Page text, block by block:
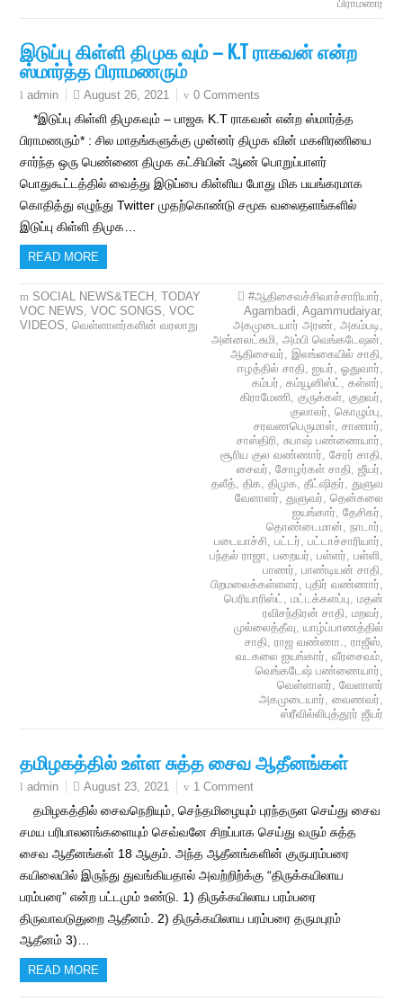
பிராமணர்
இடுப்பு கிள்ளி திமுக வும் – K.T ராகவன் என்ற
ஸ்மார்த்த பிராமணரும்
admin August 26, 2021 0 Comments
*இடுப்பு கிள்ளி திமுகவும் – பாஜக K.T ராகவன் என்ற ஸ்மார்த்த
பிராமணரும்* : சில மாதங்களுக்கு முன்னர் திமுக வின் மகளிரணியை
சார்ந்த ஒரு பெண்ணை திமுக கட்சியின் ஆண் பொறுப்பாளர்
பொதுகூட்டத்தில் வைத்து இடுப்பை கிள்ளிய போது மிக பயங்கரமாக
கொதித்து எழுந்து Twitter முதற்கொண்டு சமூக வலைதளங்களில்
இடுப்பு கிள்ளி திமுக…
READ MORE
SOCIAL NEWS&TECH ,TODAY
VOC NEWS,VOC SONGS,VOC
VIDEOS,வெள்ளாளர்களின் வரலாறு
#ஆதிசைவச்சிவாச்சாரியார்,
Agambadi, Agammudaiyar,
அகமுடையார் அரண், அகம்படி,
அன்னலட்சுமி, அம்பி வெங்கடேஷன்,
ஆதிசைவர், இலங்கையில் சாதி,
ஈழத்தில் சாதி, ஐயர், ஓதுவார்,
கம்பர், கம்யூனிஸ்ட், கள்ளர்,
கிராமேணி, குருக்கள், குறவர்,
குலாலர், கொழும்பு,
சரவணபெருமாள், சாணார்,
சாஸ்திரி, சுபாஷ் பண்ணையார்,
சூரிய குல வண்ணார், சேரர் சாதி,
சைவர், சோழர்கள் சாதி, ஜீயர்,
தலீத், திக, திமுக, தீட்ஷிதர், துளுவ
வேளாளர், துளுவர், தென்கலை
ஐயங்கார், தேசிகர்,
தொண்டைமான், நாடார்,
படையாச்சி, பட்டர், பட்டாச்சாரியார்,
பந்தல் ராஜா, பறையர், பள்ளர், பள்ளி,
பாணர், பாண்டியன் சாதி,
பிறமலைக்கள்ளளர், புதிர் வண்ணார்,
பெரியாரிஸ்ட், மட்டக்களப்பு, மதன்
ரவிசந்திரன் சாதி, மறவர்,
முல்லைத்தீவு, யாழ்ப்பாணத்தில்
சாதி, ராஜ வண்ணா., ராஜீஸ்,
வடகலை ஐயங்கார், வீரசைவம்,
வெங்கடேஷ் பண்ணையார்,
வெள்ளாளர், வேளாளர்
அகமுடையார், வைணவர்,
ஸ்ரீவில்லிபுத்தூர் ஜீயர்
தமிழகத்தில் உள்ள சுத்த சைவ ஆதீனங்கள்
admin August 23, 2021 1 Comment
தமிழகத்தில் சைவநெறியும், செந்தமிழையும் புரந்தருள செய்து சைவ
சமய பரிபாலனங்களையும் செவ்வனே சிறப்பாக செய்து வரும் சுத்த
சைவ ஆதீனங்கள் 18 ஆகும். அந்த ஆதீனங்களின் குருபரம்பரை
கயிலையில் இருந்து துவங்கியதால் அவற்றிற்க்கு “திருக்கயிலாய
பரம்பரை” என்ற பட்டமும் உண்டு. 1) திருக்கயிலாய பரம்பரை
திருவாவடுதுறை ஆதீனம். 2) திருக்கயிலாய பரம்பரை தருமபுரம்
ஆதீனம் 3)…
READ MORE